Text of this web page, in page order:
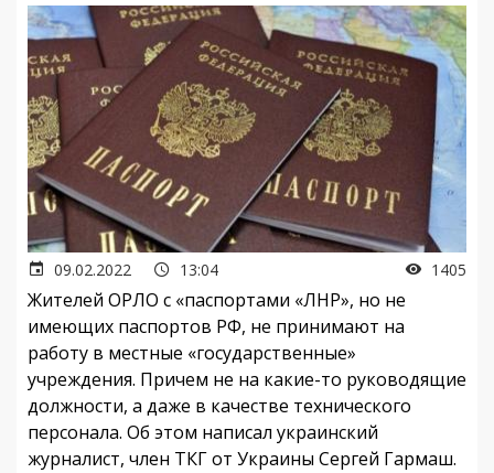
09.02.2022 13:04 1405
Жителей ОРЛО с «паспортами «ЛНР», но не
имеющих паспортов РФ, не принимают на
работу в местные «государственные»
учреждения. Причем не на какие-то руководящие
должности, а даже в качестве технического
персонала. Об этом написал украинский
журналист, член ТКГ от Украины Сергей Гармаш.